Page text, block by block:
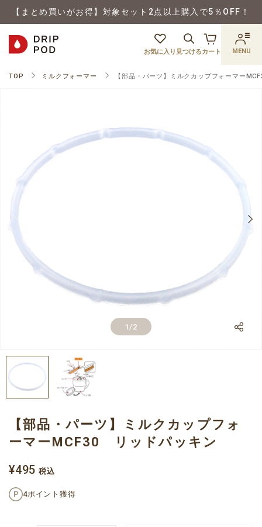
【まとめ買いがお得】対象セット2点以上購入で5％OFF！
お気に入り 見つけるカート MENU
TOP ミルクフォーマー 【部品・パーツ】ミルクカップフォーマー
1 /2
【部品・パーツ】ミルクカップフォ
ーマーMCF30 リッドパッキン
¥495 税込
4ポイント獲得